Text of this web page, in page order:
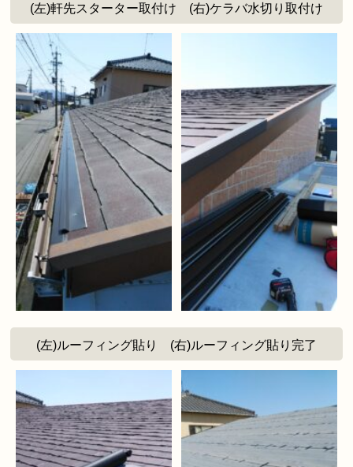
(左)軒先スターター取付け (右)ケラバ水切り取付け
(左)ルーフィング貼り (右)ルーフィング貼り完了